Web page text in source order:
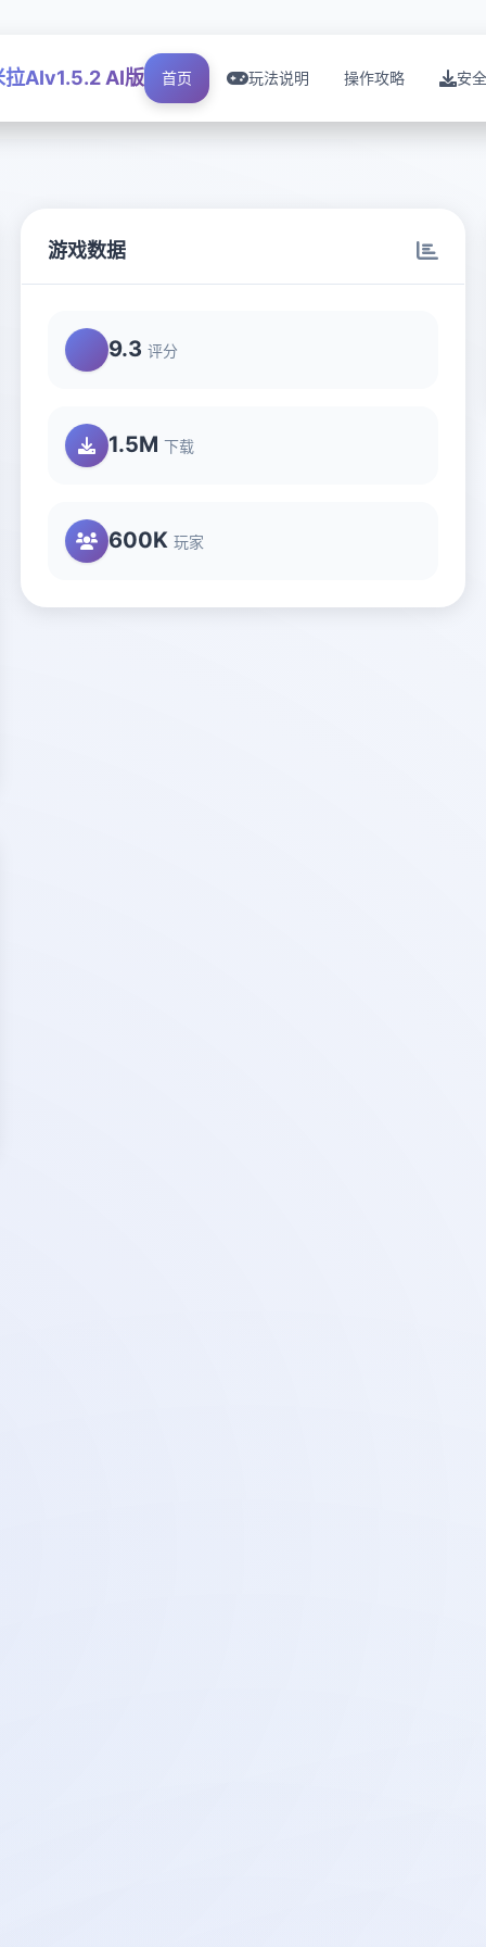
拉AIv1.5.2 AI版 首页 玩法说明 操作攻略 安
游戏数据
9.3 评分
1.5M 下载
600K 玩家